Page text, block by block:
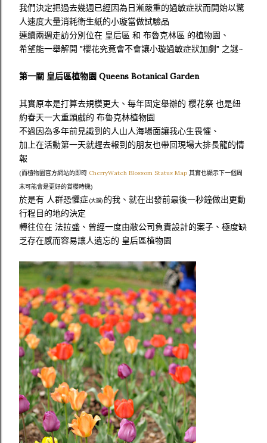
我們決定把過去幾週已經因為日漸嚴重的過敏症狀而開始以驚
人速度大量消耗衛生紙的小璇當做試驗品
連續兩週走訪分別位在 皇后區 和 布魯克林區 的植物園、
希望能一舉解開 "櫻花究竟會不會讓小璇過敏症狀加劇" 之謎~
第一關 皇后區植物園 Queens Botanical Garden
其實原本是打算去規模更大、每年固定舉辦的 櫻花祭 也是紐
約春天一大重頭戲的 布魯克林植物園
不過因為多年前見識到的人山人海場面讓我心生畏懼、
加上在活動第一天就趕去報到的朋友也帶回現場大排長龍的情
報
(而植物園官方網站的即時 CherryWatch Blossom Status Map 其實也顯示下一個周
末可能會是更好的賞櫻時機)
於是有 人群恐懼症(大誤) 的我、就在出發前最後一秒鐘做出更動
行程目的地的決定
轉往位在 法拉盛、曾經一度由敝公司負責設計的案子、極度缺
乏存在感而容易讓人遺忘的 皇后區植物園